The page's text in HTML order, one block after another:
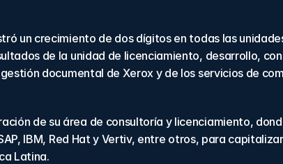
un crecimiento de dos dígitos en todas las
de la unidad de licenciamiento, desarrollo,
documental de Xerox y de los servicios de
de su área de consultoría y licenciamiento,
IBM, Red Hat y Vertiv, entre otros, para
Latina.